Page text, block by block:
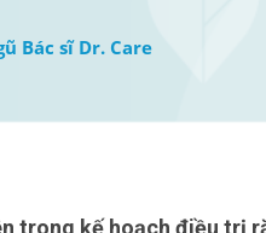
Bác sĩ Dr. Care